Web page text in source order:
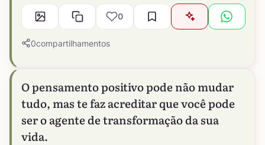
0
0compartilhamentos
O pensamento positivo pode não mudar
tudo, mas te faz acreditar que você pode
ser o agente de transformação da sua
vida.